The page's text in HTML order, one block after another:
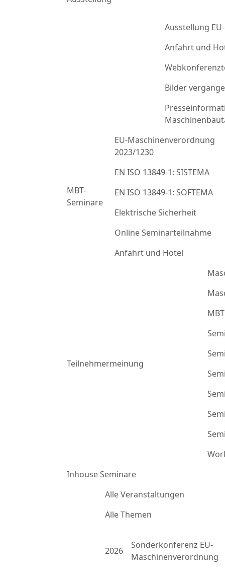
Ausstellung
Anfahrt und
Bilder
MBT-
Seminare
EU-Maschinenverordnung
2023/1230
EN ISO 13849-1: SISTEMA
EN ISO 13849-1: SOFTEMA
Elektrische Sicherheit
Online Seminarteilnahme
Anfahrt und Hotel
Teilnehmermeinung
Inhouse Seminare
Alle Veranstaltungen
Alle Themen
2026
Sonderkonferenz EU-
Maschinenverordnung